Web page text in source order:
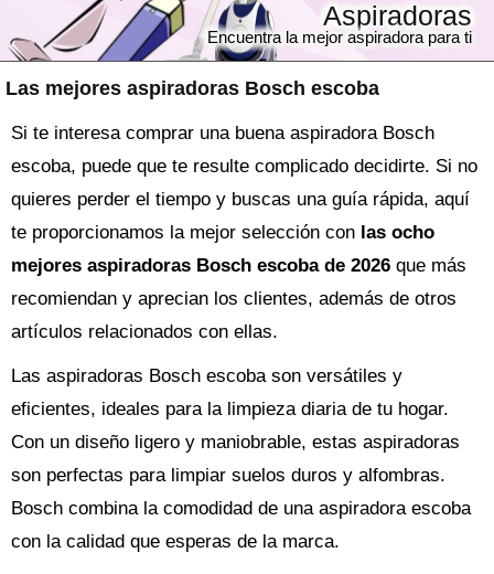
Las mejores aspiradoras Bosch escoba
Aspiradoras
Encuentra la mejor aspiradora para ti
Si te interesa comprar una buena aspiradora Bosch
escoba, puede que te resulte complicado decidirte. Si no
quieres perder el tiempo y buscas una guía rápida, aquí
te proporcionamos la mejor selección con las ocho
mejores aspiradoras Bosch escoba de 2026 que más
recomiendan y aprecian los clientes, además de otros
artículos relacionados con ellas.
Las aspiradoras Bosch escoba son versátiles y
eficientes, ideales para la limpieza diaria de tu hogar.
Con un diseño ligero y maniobrable, estas aspiradoras
son perfectas para limpiar suelos duros y alfombras.
Bosch combina la comodidad de una aspiradora escoba
con la calidad que esperas de la marca.